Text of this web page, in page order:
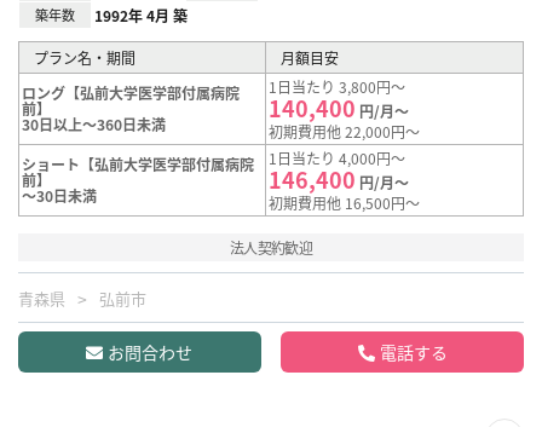
築年数 1992年 4月 築
プラン名・期間
月額目安
ロング【弘前大学医学部付属病院
前】
30日以上～360日未満
1日当たり 3,800円～
140,400 円/月～
初期費用他 22,000円～
ショート【弘前大学医学部付属病院
前】
～30日未満
1日当たり 4,000円～
146,400 円/月～
初期費用他 16,500円～
法人契約歓迎
青森県 弘前市
お問合わせ 電話する